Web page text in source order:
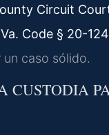
Circuit
Va. Code § 20-
un caso sólido.
CUSTODIA